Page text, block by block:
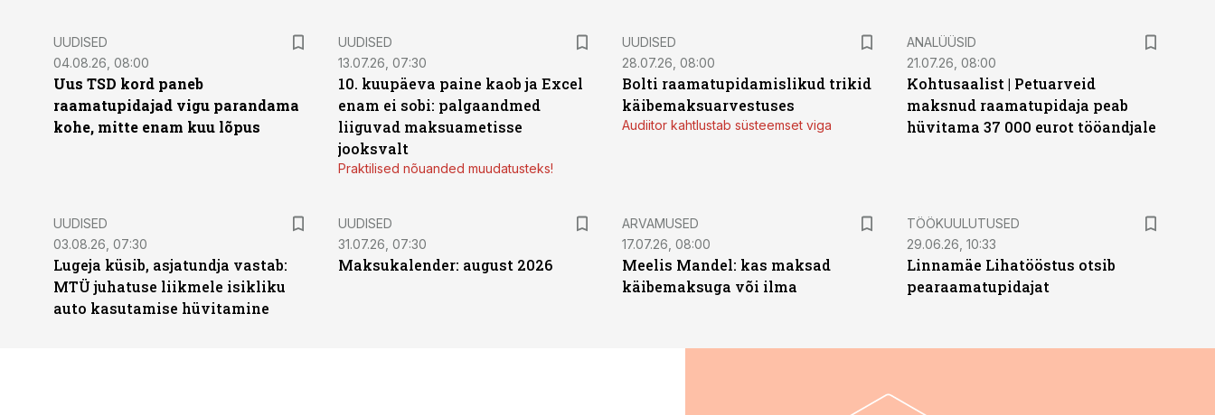
UUDISED
04.08.26, 08:00
Uus TSD kord paneb
raamatupidajad vigu parandama
kohe, mitte enam kuu lõpus
UUDISED
13.07.26, 07:30
10. kuupäeva paine kaob ja Excel
enam ei sobi: palgaandmed
liiguvad maksuametisse
jooksvalt
Praktilised nõuanded muudatusteks!
UUDISED
28.07.26, 08:00
Bolti raamatupidamislikud trikid
käibemaksuarvestuses
Audiitor kahtlustab süsteemset viga
ANALÜÜSID
21.07.26, 08:00
Kohtusaalist | Petuarveid
maksnud raamatupidaja peab
hüvitama 37 000 eurot tööandjale
UUDISED
03.08.26, 07:30
Lugeja küsib, asjatundja vastab:
MTÜ juhatuse liikmele isikliku
auto kasutamise hüvitamine
UUDISED
31.07.26, 07:30
Maksukalender: august 2026
ARVAMUSED
17.07.26, 08:00
Meelis Mandel: kas maksad
käibemaksuga või ilma
ST
TÖÖKUULUTUSED
29.06.26, 10:33
Linnamäe Lihatööstus otsib
pearaamatupidajat